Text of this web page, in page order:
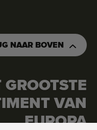
BESTEL DEZE MACHINE
NAAR BOVEN
GROOTSTE
VAN
EUROPA